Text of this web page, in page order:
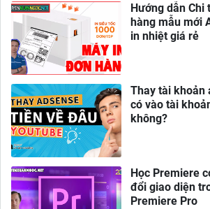
Hướng dẫn Chi
hàng mẫu mới
in nhiệt giá rẻ
Thay tài khoản
có vào tài
không?
Học Premiere
đổi giao diện
Premiere Pro